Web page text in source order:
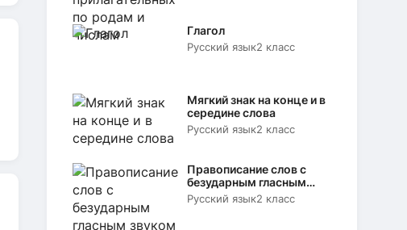
Глагол
Русский язык2 класс
Мягкий знак на конце и в
середине слова
Русский язык2 класс
Правописание слов с
безударным гласным
звуком в корне
Русский язык2 класс